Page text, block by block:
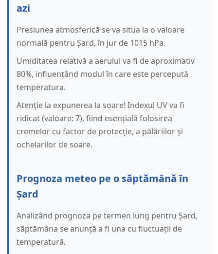
azi
Presiunea atmosferică se va situa la o valoare
normală pentru Șard, în jur de 1015 hPa.
Umiditatea relativă a aerului va fi de aproximativ
80%, influențând modul în care este percepută
temperatura.
Atenție la expunerea la soare! Indexul UV va fi
ridicat (valoare: 7), fiind esențială folosirea
cremelor cu factor de protecție, a pălăriilor și
ochelarilor de soare.
Prognoza meteo pe o săptămână în
Șard
Analizând prognoza pe termen lung pentru Șard,
săptămâna se anunță a fi una cu fluctuații de
temperatură.